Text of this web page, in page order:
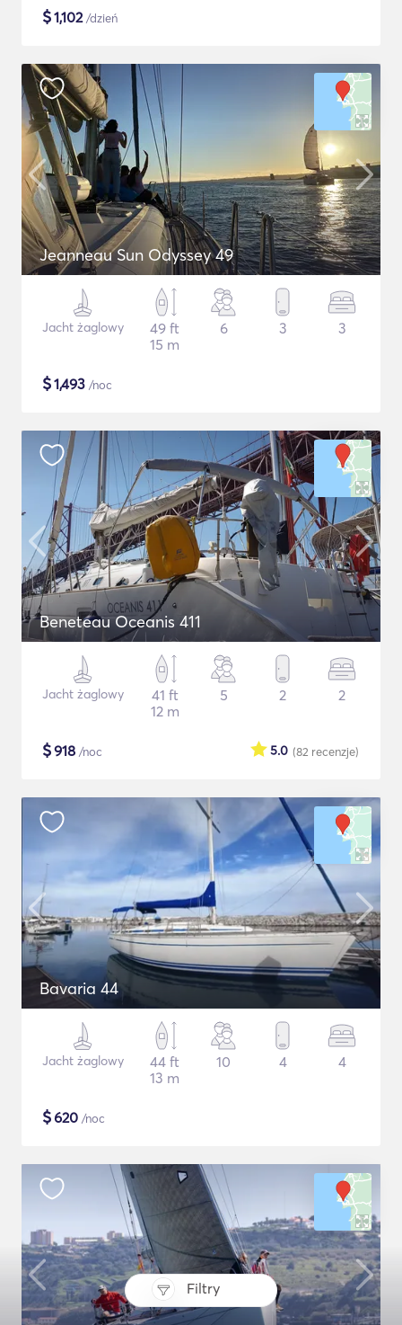
Filtry
$1,102/dzień
Jeanneau Sun Odyssey 49
Jacht żaglowy
49 ft
15 m
6 3 3
$1,493 /noc
Beneteau Oceanis 411
Jacht żaglowy
41 ft
12 m
5 2 2
$918 /noc (82 recenzje)
5.0
Bavaria 44
Jacht żaglowy
44 ft
13 m
10 4 4
$620 /noc